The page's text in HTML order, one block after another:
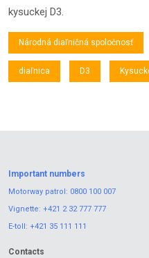
kysuckej D3.
Národná diaľničná spoločnosť
diaľnica D3
Important numbers
Motorway patrol: 0800 100 007
Vignette: +421 2 32 777 777
E-toll: +421 35 111 111
Contacts